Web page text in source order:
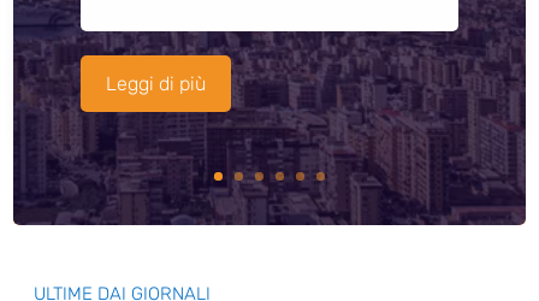
Leggi di più
ULTIME DAI GIORNALI